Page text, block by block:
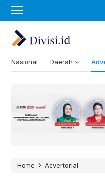
Nasional Daerah
Home › Advertorial